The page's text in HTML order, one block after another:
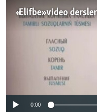
BLOGLAR
Українською
QOŞULIÑIZ!
No media
0:00